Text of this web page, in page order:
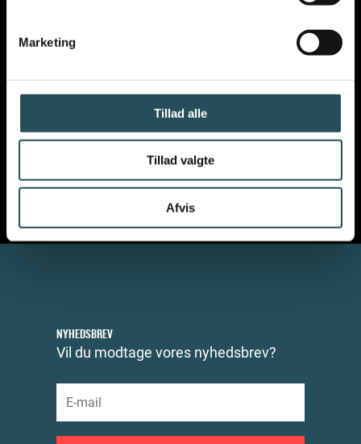
Marketing
Tillad alle
Tillad valgte
Afvis
VORES ARBEJDE?
NYHEDSBREV
Vil du modtage vores nyhedsbrev?